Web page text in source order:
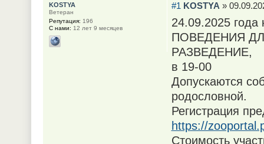
#1 KOSTYA »
24.09.2025
ПОВЕДЕНИЯ
РАЗВЕДЕНИЕ,
в 19-00
Допускаются
родословной.
Регистрация
https://
Стоимость
KOSTYA
Ветеран
Репутация: 196
С нами: 12 лет 9 месяцев